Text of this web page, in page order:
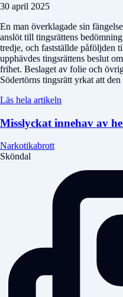
30 april 2025
En man överklagade sin
anslöt till tingsrättens
tredje, och fastställde påföljden
upphävdes tingsrättens beslut
frihet. Beslaget av folie och
Södertörns tingsrätt yrkat att
Läs hela artikeln
Misslyckat innehav av
Narkotikabrott
Sköndal